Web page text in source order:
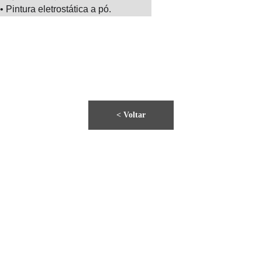
• Pintura eletrostática a pó.
< Voltar